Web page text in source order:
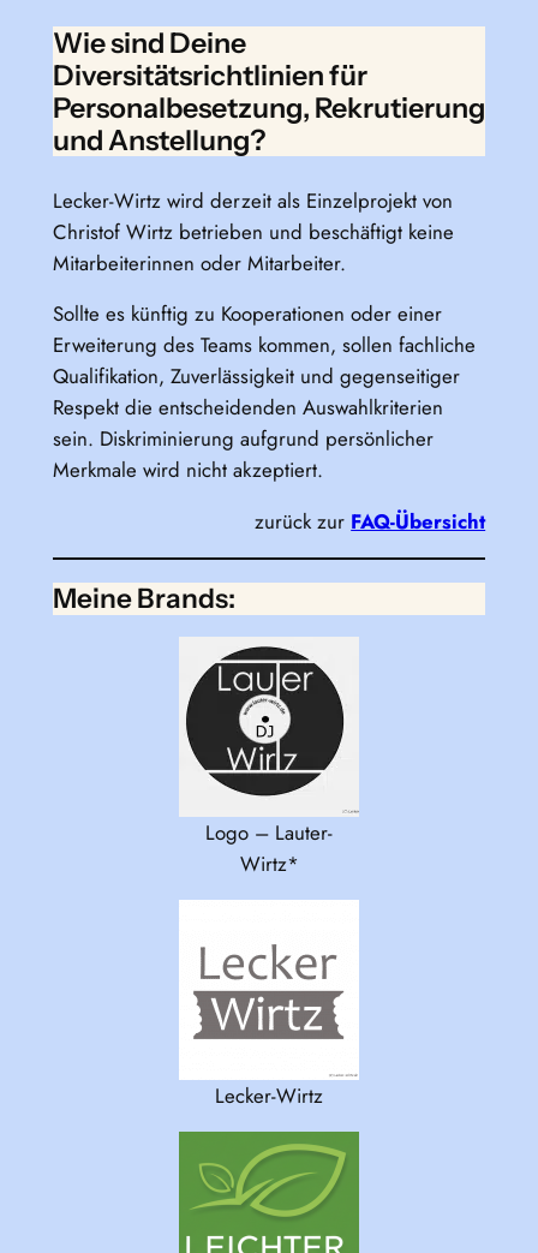
Wie sind Deine
Diversitätsrichtlinien für
Personalbesetzung, Rekrutierung
und Anstellung?
Lecker-Wirtz wird derzeit als Einzelprojekt von
Christof Wirtz betrieben und beschäftigt keine
Mitarbeiterinnen oder Mitarbeiter.
Sollte es künftig zu Kooperationen oder einer
Erweiterung des Teams kommen, sollen fachliche
Qualifikation, Zuverlässigkeit und gegenseitiger
Respekt die entscheidenden Auswahlkriterien
sein. Diskriminierung aufgrund persönlicher
Merkmale wird nicht akzeptiert.
zurück zur FAQ-Übersicht
Meine Brands:
Logo – Lauter-
Wirtz*
Lecker-Wirtz